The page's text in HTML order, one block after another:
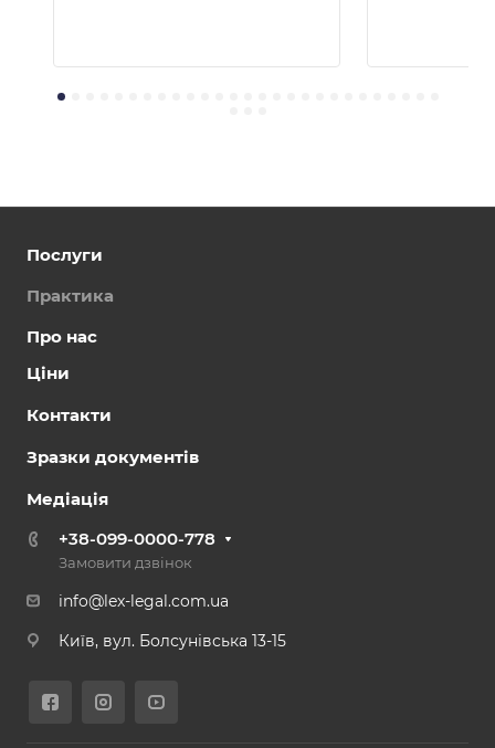
Послуги
Практика
Про нас
Ціни
Контакти
Зразки документів
Медіація
+38-099-0000-778
Замовити дзвінок
info@lex-legal.com.ua
Київ, вул. Болсунівська 13-15